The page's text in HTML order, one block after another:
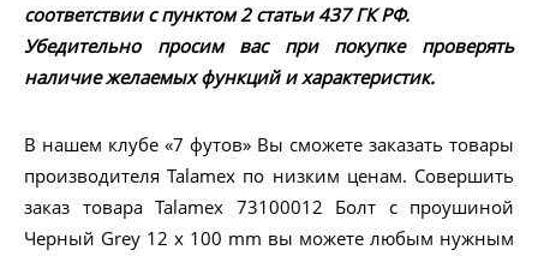
соответствии с пунктом 2 статьи 437 ГК РФ.
Убедительно просим вас при покупке проверять
наличие желаемых функций и характеристик.
В нашем клубе «7 футов» Вы сможете заказать товары
производителя Talamex по низким ценам. Совершить
заказ товара Talamex 73100012 Болт с проушиной
Черный Grey 12 x 100 mm вы можете любым нужным